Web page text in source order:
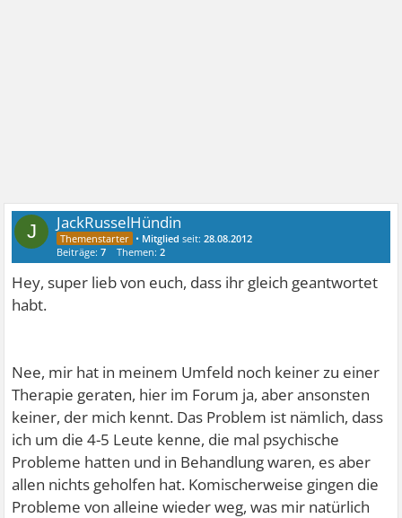
J JackRusselHündin
• Mitglied seit:28.08.2012
Beiträge:7 Themen:2
Hey, super lieb von euch, dass ihr gleich geantwortet
habt.
Nee, mir hat in meinem Umfeld noch keiner zu einer
Therapie geraten, hier im Forum ja, aber ansonsten
keiner, der mich kennt. Das Problem ist nämlich, dass
ich um die 4-5 Leute kenne, die mal psychische
Probleme hatten und in Behandlung waren, es aber
allen nichts geholfen hat. Komischerweise gingen die
Probleme von alleine wieder weg, was mir natürlich